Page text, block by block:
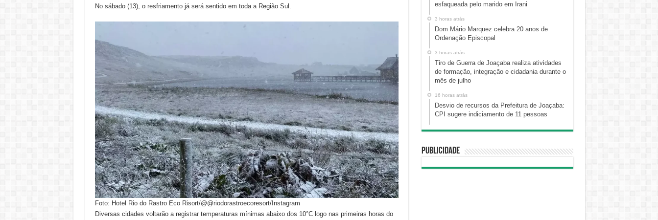
No sábado (13), o resfriamento já será sentido em toda a Região Sul.
Foto: Hotel Rio do Rastro Eco Risort/@@riodorastroecoresort/Instagram
Diversas cidades voltarão a registrar temperaturas mínimas abaixo dos 10°C logo nas primeiras horas do
esfaqueada pelo marido em Irani
3 horas atrás
Dom Mário Marquez celebra 20 anos de
Ordenação Episcopal
3 horas atrás
Tiro de Guerra de Joaçaba realiza atividades
de formação, integração e cidadania durante o
mês de julho
16 horas atrás
Desvio de recursos da Prefeitura de Joaçaba:
CPI sugere indiciamento de 11 pessoas
Publicidade